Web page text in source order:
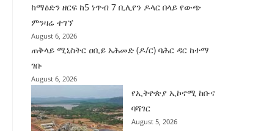
ከማዕድን ዘርፍ ከ5 ነጥብ 7 ቢሊየን ዶላር በላይ የውጭ
ምንዛሬ ተገኘ
August 6, 2026
ጠቅላይ ሚኒስትር ዐቢይ አሕመድ (ዶ/ር) ባሕር ዳር ከተማ
ገቡ
August 6, 2026
የኢትዮጵያ ኢኮኖሚ ከቡና
ባሻገር
August 5, 2026